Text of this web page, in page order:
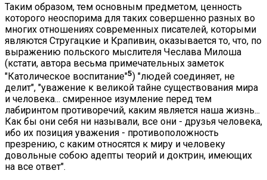
Таким образом, тем основным предметом, ценность
которого неоспорима для таких совершенно разных во
многих отношениях современных писателей, которыми
являются Стругацкие и Крапивин, оказывается то, что, по
выражению польского мыслителя Чеслава Милоша
(кстати, автора весьма примечательных заметок
"Католическое воспитание"5) "людей соединяет, не
делит", "уважение к великой тайне существования мира
и человека... смиренное изумление перед тем
лабиринтом противоречий, каким является наша жизнь...
Как бы они себя ни называли, все они - друзья человека,
ибо их позиция уважения - противоположность
презрению, с каким относятся к миру и человеку
довольные собою адепты теорий и доктрин, имеющих
на все ответ".